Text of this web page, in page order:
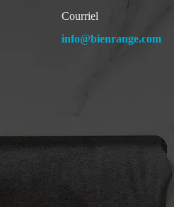
Courriel
info@bienrange.com